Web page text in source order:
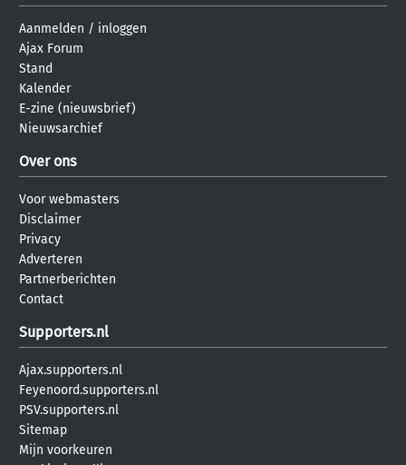
Aanmelden / inloggen
Ajax Forum
Stand
Kalender
E-zine (nieuwsbrief)
Nieuwsarchief
Over ons
Voor webmasters
Disclaimer
Privacy
Adverteren
Partnerberichten
Contact
Supporters.nl
Ajax.supporters.nl
Feyenoord.supporters.nl
PSV.supporters.nl
Sitemap
Mijn voorkeuren